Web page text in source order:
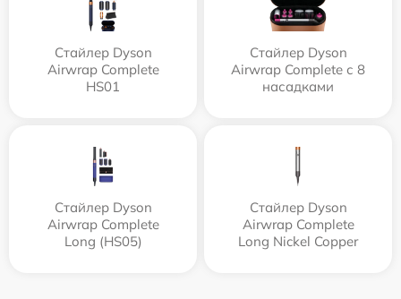
Стайлер Dyson
Airwrap Complete
HS01
Стайлер Dyson
Airwrap Complete с 8
насадками
Стайлер Dyson
Airwrap Complete
Long (HS05)
Стайлер Dyson
Airwrap Complete
Long Nickel Copper